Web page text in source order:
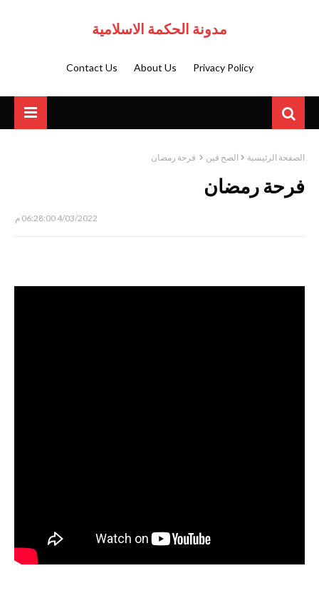
مدونة الحكمة الاسلامية
Privacy Policy
About Us
Contact Us
الصفحة الرئيسية الصح فين فرحة رمضان
فرحة رمضان
4/03/2022 06:28:00 م